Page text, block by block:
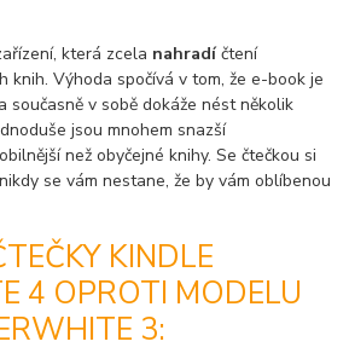
která zcela nahradíčtení
knih. Výhoda spočívá v tom, že e-book je
současně v sobě dokáže nést několik
jsou mnohem snazší
než obyčejné knihy. Se čtečkou si
se vám nestane, že by vám oblíbenou
KINDLE
4 OPROTI MODELU
3: